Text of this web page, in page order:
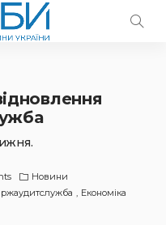
Новини
Економіка